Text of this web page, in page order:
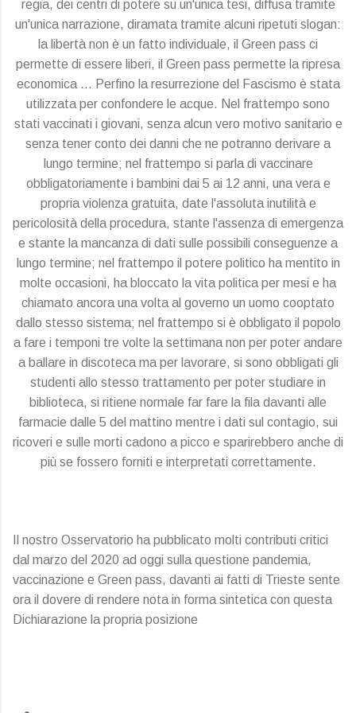
regia, dei centri di potere su un'unica tesi, diffusa tramite
un'unica narrazione, diramata tramite alcuni ripetuti slogan:
la libertà non è un fatto individuale, il Green pass ci
permette di essere liberi, il Green pass permette la ripresa
economica … Perfino la resurrezione del Fascismo è stata
utilizzata per confondere le acque. Nel frattempo sono
stati vaccinati i giovani, senza alcun vero motivo sanitario e
senza tener conto dei danni che ne potranno derivare a
lungo termine; nel frattempo si parla di vaccinare
obbligatoriamente i bambini dai 5 ai 12 anni, una vera e
propria violenza gratuita, date l'assoluta inutilità e
pericolosità della procedura, stante l'assenza di emergenza
e stante la mancanza di dati sulle possibili conseguenze a
lungo termine; nel frattempo il potere politico ha mentito in
molte occasioni, ha bloccato la vita politica per mesi e ha
chiamato ancora una volta al governo un uomo cooptato
dallo stesso sistema; nel frattempo si è obbligato il popolo
a fare i temponi tre volte la settimana non per poter andare
a ballare in discoteca ma per lavorare, si sono obbligati gli
studenti allo stesso trattamento per poter studiare in
biblioteca, si ritiene normale far fare la fila davanti alle
farmacie dalle 5 del mattino mentre i dati sul contagio, sui
ricoveri e sulle morti cadono a picco e sparirebbero anche di
più se fossero forniti e interpretati correttamente.
Il nostro Osservatorio ha pubblicato molti contributi critici
dal marzo del 2020 ad oggi sulla questione pandemia,
vaccinazione e Green pass, davanti ai fatti di Trieste sente
ora il dovere di rendere nota in forma sintetica con questa
Dichiarazione la propria posizione